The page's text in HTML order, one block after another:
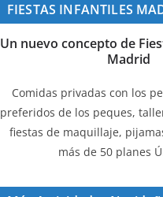
FIESTAS INFANTILES
Un nuevo concepto de
Madrid
Comidas privadas con los
preferidos de los peques,
fiestas de maquillaje,
más de 50 planes